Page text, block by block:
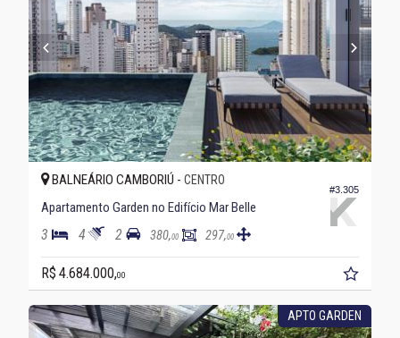
#3.305
BALNEÁRIO CAMBORIÚ - CENTRO
Apartamento Garden no Edifício Mar Belle
3 4 2 380,00 297,00
R$ 4.684.000,00
APTO GARDEN